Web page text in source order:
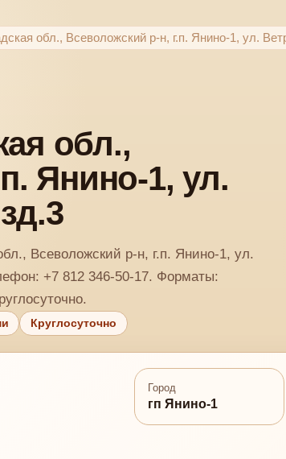
обл., Всеволожский р-н, г.п. Янино-1, ул.
обл.,
Янино-1, ул.
Всеволожский р-н, г.п. Янино-1, ул.
+7 812 346-50-17. Форматы:
Круглосуточно
Город
гп Янино-1